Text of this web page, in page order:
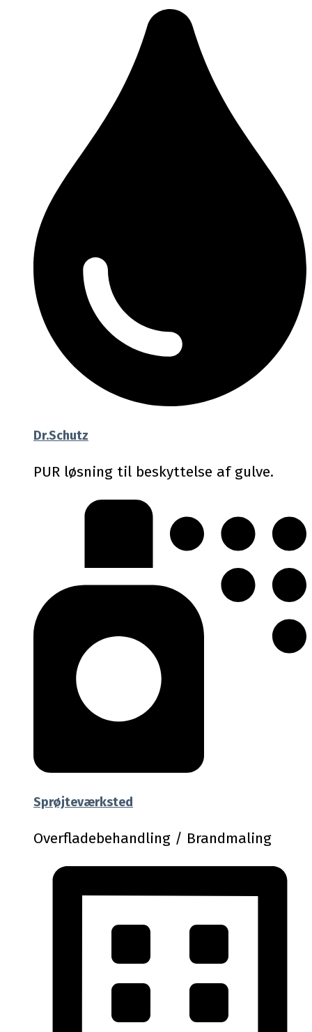
Dr.Schutz
PUR løsning til beskyttelse af gulve.
Sprøjteværksted
Overfladebehandling / Brandmaling